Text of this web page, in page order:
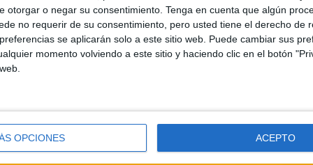
otorgar o negar su consentimiento. Tenga en cuenta que algún
no requerir de su consentimiento, pero usted tiene el derecho de
se aplicarán solo a este sitio web. Puede cambiar sus
momento volviendo a este sitio y haciendo clic en el botón
OPCIONES ACEPTO
partido en'La Libertad'.
el empate. Pudo conseguirlo en dos ocasiones
y luego Ismael de lejos.